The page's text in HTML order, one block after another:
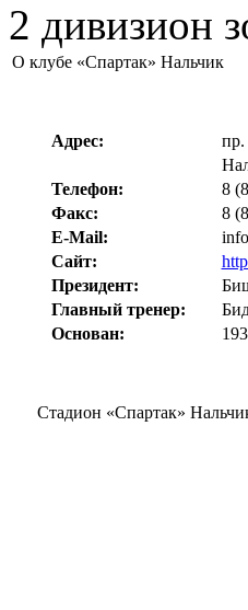
2 дивизион
О клубе «Спартак» Нальчик
Адрес:
пр.
Телефон:
8
Факс:
8
E-Mail:
Сайт:
Президент:
Главный тренер:
Основан:
Стадион «Спартак»